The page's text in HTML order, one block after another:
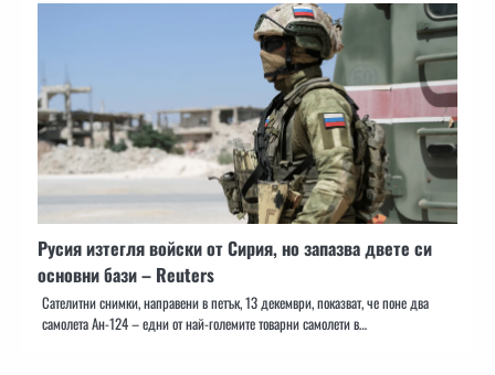
Русия изтегля войски от Сирия, но запазва двете си
основни бази – Reuters
Сателитни снимки, направени в петък, 13 декември, показват, че поне два
самолета Ан-124 – едни от най-големите товарни самолети в…